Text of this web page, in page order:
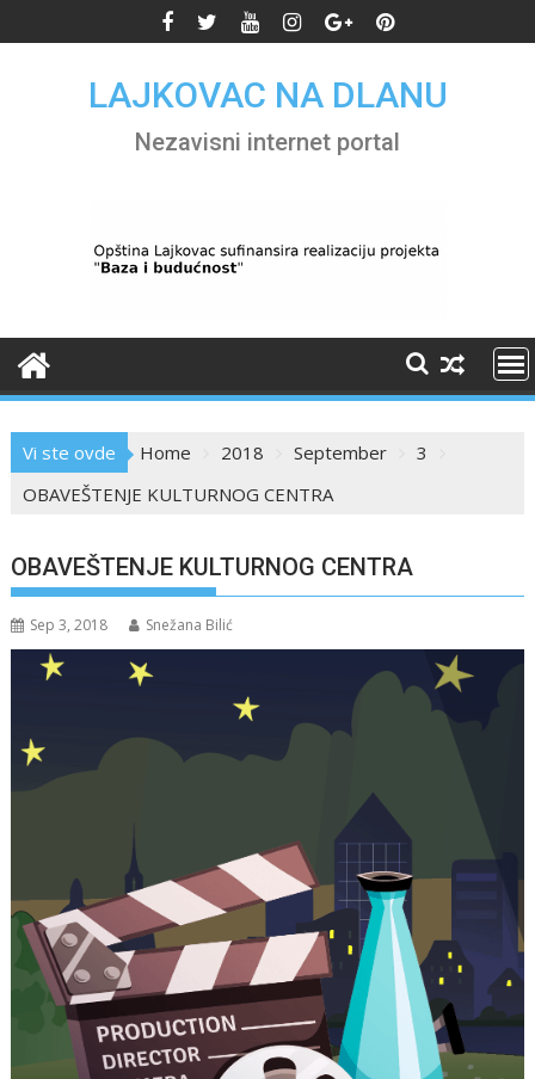
to
LAJKOVAC NA DLANU
Nezavisni internet portal
Vi ste ovde Home 2018 September
3
OBAVEŠTENJE KULTURNOG CENTRA
OBAVEŠTENJE KULTURNOG CENTRA
Sep 3, 2018 Snežana Bilić